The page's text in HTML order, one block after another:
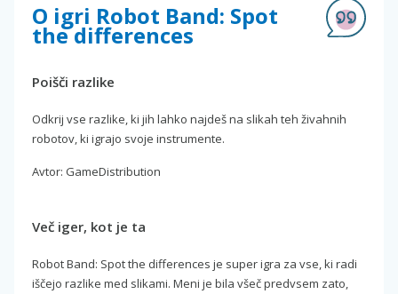
O igri Robot Band: Spot
the differences
Poišči razlike
Odkrij vse razlike, ki jih lahko najdeš na slikah teh živahnih
robotov, ki igrajo svoje instrumente.
Avtor: GameDistribution
Več iger, kot je ta
Robot Band: Spot the differences je super igra za vse, ki radi
iščejo razlike med slikami. Meni je bila všeč predvsem zato,